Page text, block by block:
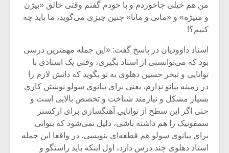
من هم خیلی جاخوردم و با خودم گفتم وقتی خالق «بیژن
و منیژه» و «مانی و مانا» چنین چیزی می‌گوید، ما باید چه
کنیم؟!
استاد داوودیان در پاسخ گفت: «این جمله مهمترین درسی
بود که می‌توانستی از استاد بگیری، وقتی یک استادی با
توانایی و تبحر حسین دهلوی به تو بگوید که دانش لازم را
در زمینه پیانو ندارم، یعنی برای پیانوی سولو نوشتن کاری
بسیار مشکل و نیازمند شناخت و تخصص بالایی است و
حتی اگر این سطح از تواناییِ آهنگسازی برای ارکستر
سمفونیک را هم داشته باشی، دلیل نمی‌شود که بتوانی
برای پیانوی سولو هم قطعه‌ای بنویسی. در واقعا این جمله
استاد دهلوی چند درس دارد، اول اینکه باید راستگو و